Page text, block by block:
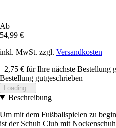
Ab
54,99 €
inkl. MwSt. zzgl. Versandkosten
+2,75 € für Ihre nächste Bestellung
Bestellung gutgeschrieben
Loading...
Beschreibung
Um mit dem Fußballspielen zu
ist der Schuh Club mit